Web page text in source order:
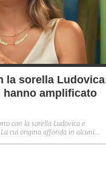
la sorella
amplificato
con la sorella Ludovica e
cui origina affonda in alcuni